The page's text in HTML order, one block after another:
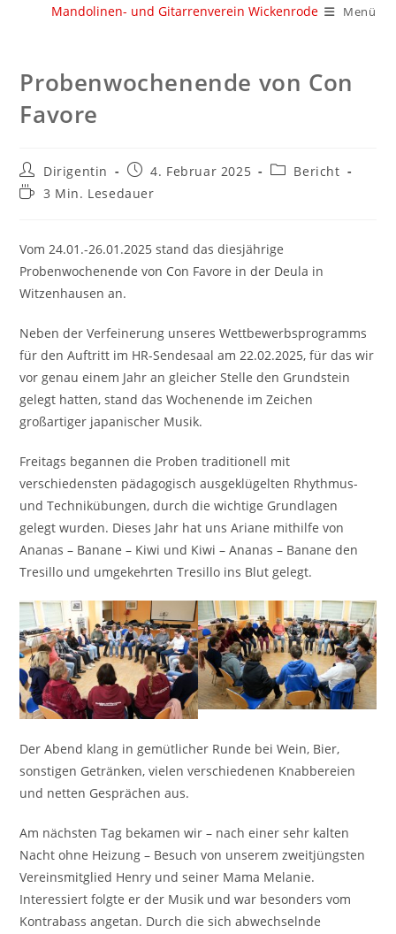
Mandolinen- und Gitarrenverein Wickenrode Menü
Probenwochenende von Con
Favore
Beitrags-
Autor:
Dirigentin
Beitrag4. Februar 2025
Beitrags-
Bericht
Lesedauer:
3 Min. Lesedauer
Vom 24.01.-26.01.2025 stand das diesjährige
Probenwochenende von Con Favore in der Deula in
Witzenhausen an.
Neben der Verfeinerung unseres Wettbewerbsprogramms
für den Auftritt im HR-Sendesaal am 22.02.2025, für das wir
vor genau einem Jahr an gleicher Stelle den Grundstein
gelegt hatten, stand das Wochenende im Zeichen
großartiger japanischer Musik.
Freitags begannen die Proben traditionell mit
verschiedensten pädagogisch ausgeklügelten Rhythmus-
und Technikübungen, durch die wichtige Grundlagen
gelegt wurden. Dieses Jahr hat uns Ariane mithilfe von
Ananas – Banane – Kiwi und Kiwi – Ananas – Banane den
Tresillo und umgekehrten Tresillo ins Blut gelegt.
Der Abend klang in gemütlicher Runde bei Wein, Bier,
sonstigen Getränken, vielen verschiedenen Knabbereien
und netten Gesprächen aus.
Am nächsten Tag bekamen wir – nach einer sehr kalten
Nacht ohne Heizung – Besuch von unserem zweitjüngsten
Vereinsmitglied Henry und seiner Mama Melanie.
Interessiert folgte er der Musik und war besonders vom
Kontrabass angetan. Durch die sich abwechselnde